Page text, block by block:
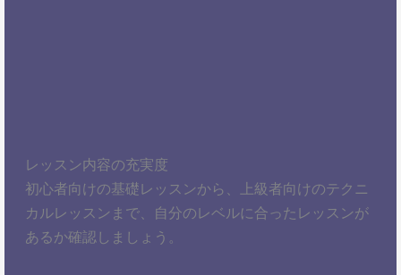
レッスン内容の充実度
初心者向けの基礎レッスンから、上級者向けのテクニ
カルレッスンまで、自分のレベルに合ったレッスンが
あるか確認しましょう。